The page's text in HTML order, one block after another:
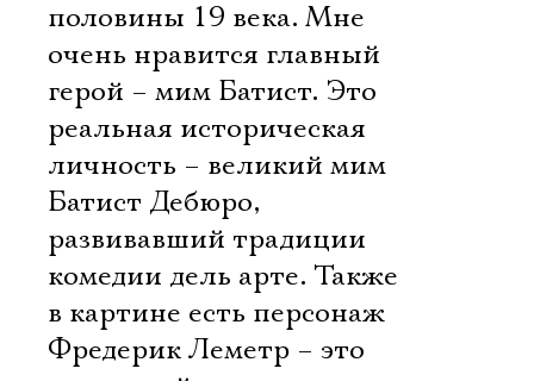
половины 19 века. Мне
очень нравится главный
герой – мим Батист. Это
реальная историческая
личность – великий мим
Батист Дебюро,
развивавший традиции
комедии дель арте. Также
в картине есть персонаж
Фредерик Леметр – это